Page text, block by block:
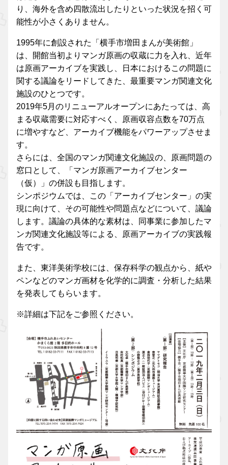
り、海外を含め四散流出したりといった状況を招く可
能性が小さくありません。
1995年に創設された「横手市増田まんが美術館」
は、開館当初よりマンガ原画の収蔵に力を入れ、近年
は原画アーカイブを実践し、日本におけるこの問題に
関する議論をリードしてきた、最重要マンガ関連文化
施設のひとつです。
2019年5月のリニューアルオープンにあたっては、高
まる収蔵需要に対応すべく、原画収容点数を70万点
に増やすなど、アーカイブ機能をパワーアップさせま
す。
さらには、全国のマンガ関連文化施設の、原画問題の
窓口として、「マンガ原画アーカイブセンター
（仮）」の併設も目指します。
シンポジウムでは、この「アーカイブセンター」の実
現に向けて、その可能性や問題点などについて、議論
します。議論の具体的な素材は、同事業に参加したマ
ンガ関連文化施設等による、原画アーカイブの実践報
告です。
また、東洋美術学校には、保存科学の観点から、紙や
ペンなどのマンガ画材を化学的に調査・分析した結果
を発表してもらいます。
※詳細は下記をご参照ください。